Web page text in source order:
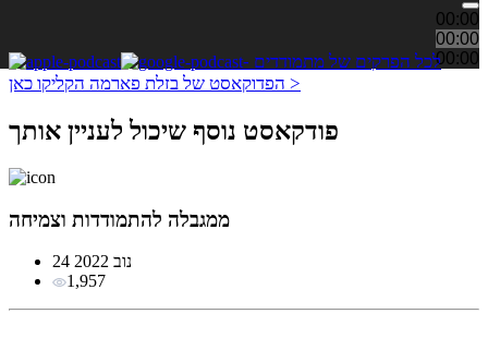
00:00
00:00
00:00לכל הפרקים של מתמודדים -
הפדוקאסט של בזלת פארמה הקליקו כאן >
פודקאסט נוסף שיכול לעניין אותך
ממגבלה להתמודדות וצמיחה
24 נוב 2022
1,957